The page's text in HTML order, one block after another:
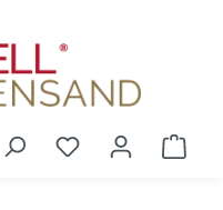
Du hast 0